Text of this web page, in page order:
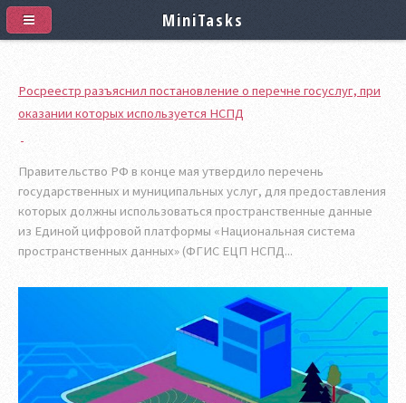
Росреестр разъяснил постановление о перечне госуслуг, при
оказании которых используется НСПД
Правительство РФ в конце мая утвердило перечень
государственных и муниципальных услуг, для предоставления
которых должны использоваться пространственные данные
из Единой цифровой платформы «Национальная система
пространственных данных» (ФГИС ЕЦП НСПД...
MiniTasks